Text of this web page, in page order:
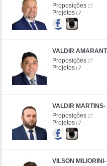
Proposições
Projetos
VALDIR
Proposições
Projetos
VALDIR
Proposições
Projetos
VILSON